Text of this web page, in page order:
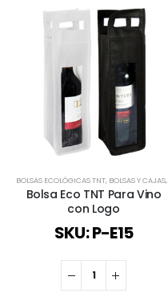
BOLSAS ECOLÓGICAS TNT, BOLSAS Y CAJAS,
Bolsa Eco TNT Para Vino
con Logo
SKU: P-E15